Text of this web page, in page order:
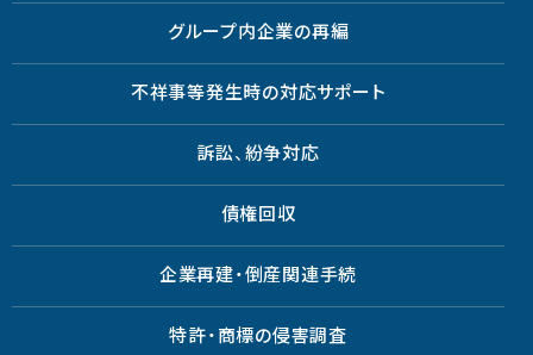
グループ内企業の再編
不祥事等発生時の対応サポート
訴訟、紛争対応
債権回収
企業再建・倒産関連手続
特許・商標の侵害調査